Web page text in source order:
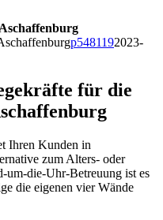
p5481192023-
für die
Ihren Kunden in
zum Alters- oder
um-die-Uhr-Betreuung ist es
die eigenen vier Wände